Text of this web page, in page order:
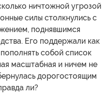
ничтожной угрозой
силы столкнулись с
поднявшимся
Его поддержали как
собой список
масштабная и ничем не
дорогостоящим
ли?